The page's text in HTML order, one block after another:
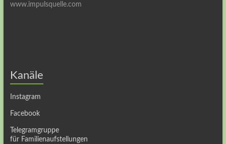
www.impulsquelle.com
Kanäle
Instagram
Facebook
Telegramgruppe
für Familienaufstellungen